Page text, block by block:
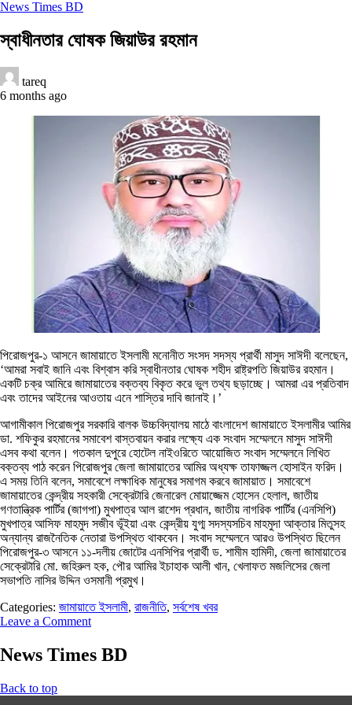
News Times BD
স্বাধীনতার ঘোষক জিয়াউর রহমান
tareq
6 months ago
পিরোজপুর-১ আসনে জামায়াতে ইসলামী মনোনীত সংসদ সদস্য প্রার্থী মাসুদ সাঈদী বলেছেন,
‘আমরা সবাই জানি এবং বিশ্বাস করি স্বাধীনতার ঘোষক শহীদ রাষ্ট্রপতি জিয়াউর রহমান।
একটি চক্র আমিরে জামায়াতের বক্তব্য বিকৃত করে ভুল তথ্য ছড়াচ্ছে। আমরা এর প্রতিবাদ
এবং তাদের আইনের আওতায় এনে শাস্তির দাবি জানাই।’
আগামীকাল পিরোজপুর সরকারি বালক উচ্চবিদ্যালয় মাঠে বাংলাদেশ জামায়াতে ইসলামীর আমির
ডা. শফিকুর রহমানের সমাবেশ বাস্তবায়ন করার লক্ষ্যে এক সংবাদ সম্মেলনে মাসুদ সাঈদী
এসব কথা বলেন। গতকাল দুপুরে হোটেল নাইওরিতে আয়োজিত সংবাদ সম্মেলনে লিখিত
বক্তব্য পাঠ করেন পিরোজপুর জেলা জামায়াতের আমির অধ্যক্ষ তাফাজ্জল হোসাইন ফরিদ।
এ সময় তিনি বলেন, সমাবেশে লক্ষাধিক মানুষের সমাগম করবে জামায়াত। সমাবেশে
জামায়াতের কেন্দ্রীয় সহকারী সেক্রেটারি জেনারেল মোয়াজ্জেম হোসেন হেলাল, জাতীয়
গণতান্ত্রিক পার্টির (জাগপা) মুখপাত্র আল রাশেদ প্রধান, জাতীয় নাগরিক পার্টির (এনসিপি)
মুখপাত্র আসিফ মাহমুদ সজীব ভূঁইয়া এবং কেন্দ্রীয় যুগ্ম সদস্যসচিব মাহমুদা আক্তার মিতুসহ
অন্যান্য রাজনৈতিক নেতারা উপস্থিত থাকবেন। সংবাদ সম্মেলনে আরও উপস্থিত ছিলেন
পিরোজপুর-৩ আসনে ১১-দলীয় জোটের এনসিপির প্রার্থী ড. শামীম হামিদী, জেলা জামায়াতের
সেক্রেটারি মো. জহিরুল হক, পৌর আমির ইচাহাক আলী খান, খেলাফত মজলিসের জেলা
সভাপতি নাসির উদ্দিন ওসমানী প্রমুখ।
Categories: জামায়াতে ইসলামী, রাজনীতি, সর্বশেষ খবর
Leave a Comment
News Times BD
Back to top